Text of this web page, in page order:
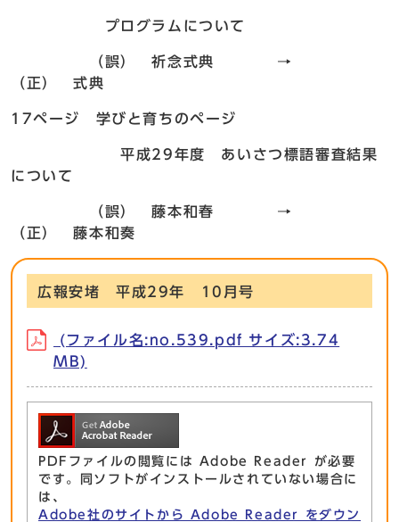
プログラムについて
（誤） 祈念式典 →
（正） 式典
17ページ 学びと育ちのページ
平成29年度 あいさつ標語審査結果
について
（誤） 藤本和春 →
（正） 藤本和奏
広報安堵 平成29年 10月号
(ファイル名:no.539.pdf サイズ:3.74
MB)
PDFファイルの閲覧には Adobe Reader が必要
です。同ソフトがインストールされていない場合に
は、
Adobe社のサイトから Adobe Reader をダウン